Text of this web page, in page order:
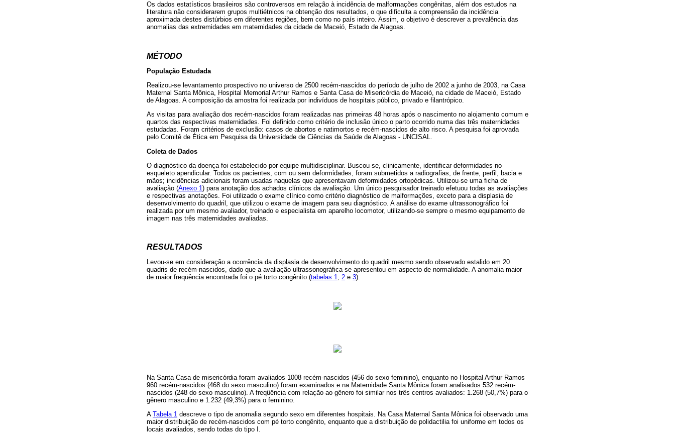
Os dados estatísticos brasileiros são controversos em relação à incidência de malformações congênitas, além dos estudos na
literatura não considerarem grupos multiétnicos na obtenção dos resultados, o que dificulta a compreensão da incidência
aproximada destes distúrbios em diferentes regiões, bem como no país inteiro. Assim, o objetivo é descrever a prevalência das
anomalias das extremidades em maternidades da cidade de Maceió, Estado de Alagoas.
MÉTODO
População Estudada
Realizou-se levantamento prospectivo no universo de 2500 recém-nascidos do período de julho de 2002 a junho de 2003, na Casa
Maternal Santa Mônica, Hospital Memorial Arthur Ramos e Santa Casa de Misericórdia de Maceió, na cidade de Maceió, Estado
de Alagoas. A composição da amostra foi realizada por indivíduos de hospitais público, privado e filantrópico.
As visitas para avaliação dos recém-nascidos foram realizadas nas primeiras 48 horas após o nascimento no alojamento comum e
quartos das respectivas maternidades. Foi definido como critério de inclusão único o parto ocorrido numa das três maternidades
estudadas. Foram critérios de exclusão: casos de abortos e natimortos e recém-nascidos de alto risco. A pesquisa foi aprovada
pelo Comitê de Ética em Pesquisa da Universidade de Ciências da Saúde de Alagoas - UNCISAL.
Coleta de Dados
O diagnóstico da doença foi estabelecido por equipe multidisciplinar. Buscou-se, clinicamente, identificar deformidades no
esqueleto apendicular. Todos os pacientes, com ou sem deformidades, foram submetidos a radiografias, de frente, perfil, bacia e
mãos; incidências adicionais foram usadas naquelas que apresentavam deformidades ortopédicas. Utilizou-se uma ficha de
avaliação (Anexo 1 ) para anotação dos achados clínicos da avaliação. Um único pesquisador treinado efetuou todas as avaliações
e respectivas anotações. Foi utilizado o exame clínico como critério diagnóstico de malformações, exceto para a displasia de
desenvolvimento do quadril, que utilizou o exame de imagem para seu diagnóstico. A análise do exame ultrassonográfico foi
realizada por um mesmo avaliador, treinado e especialista em aparelho locomotor, utilizando-se sempre o mesmo equipamento de
imagem nas três maternidades avaliadas.
RESULTADOS
Levou-se em consideração a ocorrência da displasia de desenvolvimento do quadril mesmo sendo observado estalido em 20
quadris de recém-nascidos, dado que a avaliação ultrassonográfica se apresentou em aspecto de normalidade. A anomalia maior
de maior freqüência encontrada foi o pé torto congênito (tabelas 1, 2 e 3).
Na Santa Casa de misericórdia foram avaliados 1008 recém-nascidos (456 do sexo feminino), enquanto no Hospital Arthur Ramos
960 recém-nascidos (468 do sexo masculino) foram examinados e na Maternidade Santa Mônica foram analisados 532 recém-
nascidos (248 do sexo masculino). A freqüência com relação ao gênero foi similar nos três centros avaliados: 1.268 (50,7%) para o
gênero masculino e 1.232 (49,3%) para o feminino.
A Tabela 1 descreve o tipo de anomalia segundo sexo em diferentes hospitais. Na Casa Maternal Santa Mônica foi observado uma
maior distribuição de recém-nascidos com pé torto congênito, enquanto que a distribuição de polidactilia foi uniforme em todos os
locais avaliados, sendo todas do tipo I.